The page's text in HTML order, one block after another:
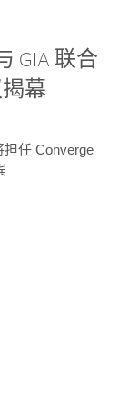
GIA 联合
幕
任 Converge